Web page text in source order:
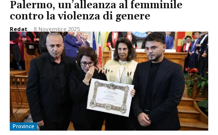
Palermo, un’alleanza al femminile
contro la violenza di genere
Redat - 8 Novembre 2025
Province